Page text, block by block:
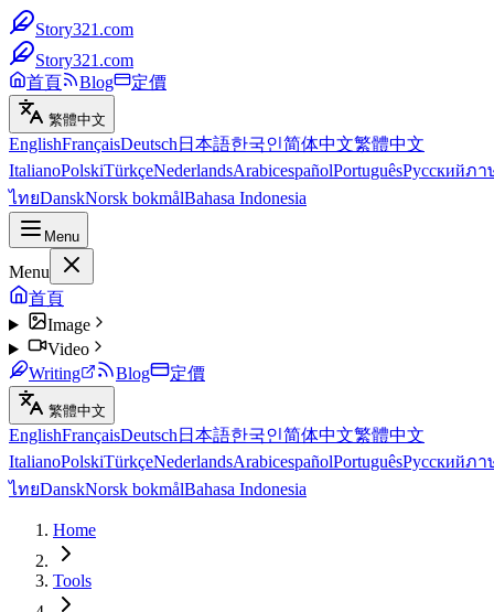
Story321.com
Story321.com
首頁
Blog 定價
繁體中文
EnglishFrançaisDeutsch 日本語한국인简体中文繁體中文
ItalianoPolskiTürkçeNederlandsArabicespañolPortuguêsРусскийภา
ไทยDanskNorsk bokmålBahasa Indonesia
Menu
Menu
首頁
Image
Video
Writing
Blog 定價
繁體中文
EnglishFrançaisDeutsch 日本語한국인简体中文繁體中文
ItalianoPolskiTürkçeNederlandsArabicespañolPortuguêsРусскийภา
ไทยDanskNorsk bokmålBahasa Indonesia
Home
Tools